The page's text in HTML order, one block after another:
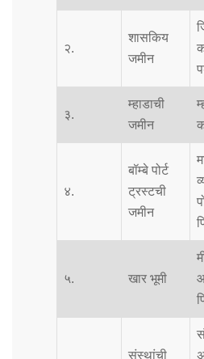
२.
शासकिय
जमीन
३.
म्हाडाची
जमीन
४.
बॉम्बे पोर्ट
ट्रस्टची
जमीन
५. खार भूमी
संस्थांची